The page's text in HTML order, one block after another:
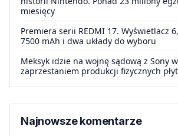
miesięcy
Premiera serii REDMI 17. Wyświetlacz
7500 mAh i dwa układy do wyboru
Meksyk idzie na wojnę sądową z Sony
zaprzestaniem produkcji fizycznych
Najnowsze komentarze